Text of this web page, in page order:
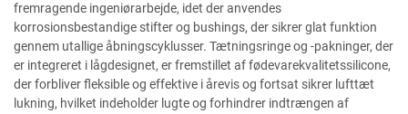
fremragende ingeniørarbejde, idet der anvendes
korrosionsbestandige stifter og bushings, der sikrer glat funktion
gennem utallige åbningscyklusser. Tætningsringe og -pakninger, der
er integreret i lågdesignet, er fremstillet af fødevarekvalitetssilicone,
der forbliver fleksible og effektive i årevis og fortsat sikrer lufttæt
lukning, hvilket indeholder lugte og forhindrer indtrængen af